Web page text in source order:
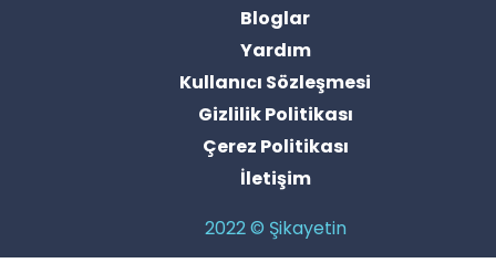
Bloglar
Yardım
Kullanıcı Sözleşmesi
Gizlilik Politikası
Çerez Politikası
İletişim
2022 © Şikayetin